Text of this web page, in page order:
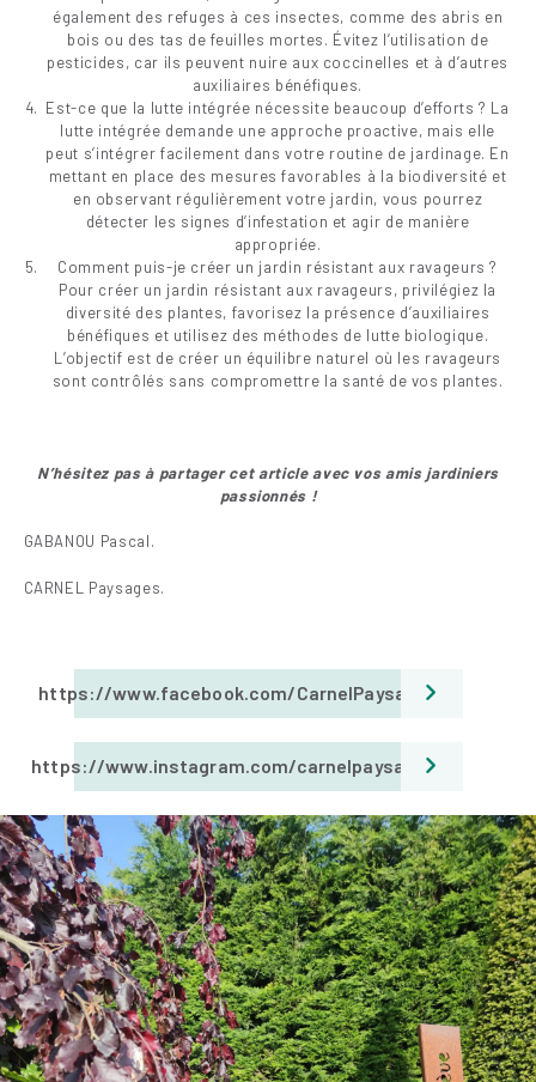
également des refuges à ces insectes, comme des abris en
bois ou des tas de feuilles mortes. Évitez l’utilisation de
pesticides, car ils peuvent nuire aux coccinelles et à d’autres
auxiliaires bénéfiques.
Est-ce que la lutte intégrée nécessite beaucoup d’efforts ? La
lutte intégrée demande une approche proactive, mais elle
peut s’intégrer facilement dans votre routine de jardinage. En
mettant en place des mesures favorables à la biodiversité et
en observant régulièrement votre jardin, vous pourrez
détecter les signes d’infestation et agir de manière
appropriée.
Comment puis-je créer un jardin résistant aux ravageurs ?
Pour créer un jardin résistant aux ravageurs, privilégiez la
diversité des plantes, favorisez la présence d’auxiliaires
bénéfiques et utilisez des méthodes de lutte biologique.
L’objectif est de créer un équilibre naturel où les ravageurs
sont contrôlés sans compromettre la santé de vos plantes.
N’hésitez pas à partager cet article avec vos amis jardiniers
passionnés !
GABANOU Pascal.
CARNEL Paysages.
https://www.facebook.com/CarnelPaysages
https://www.instagram.com/carnelpaysages/